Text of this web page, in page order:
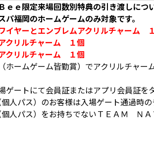
ｅ限定来場回数別特典の引き渡しにつ
福岡のホームゲームのみ対象です。
イヤーとエンブレムアクリルチャーム
クリルチャーム １個
クリルチャーム １個
ホームゲーム皆勤賞）でアクリルチャ
ゲートにて会員証またはアプリ会員証を
人パス）のお客様は入場ゲート通過時の
人パス）をお持ちでないＴＥＡＭ Ｎ